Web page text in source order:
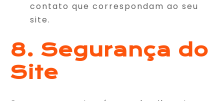
contato que correspondam ao seu
site.
8. Segurança do
Site